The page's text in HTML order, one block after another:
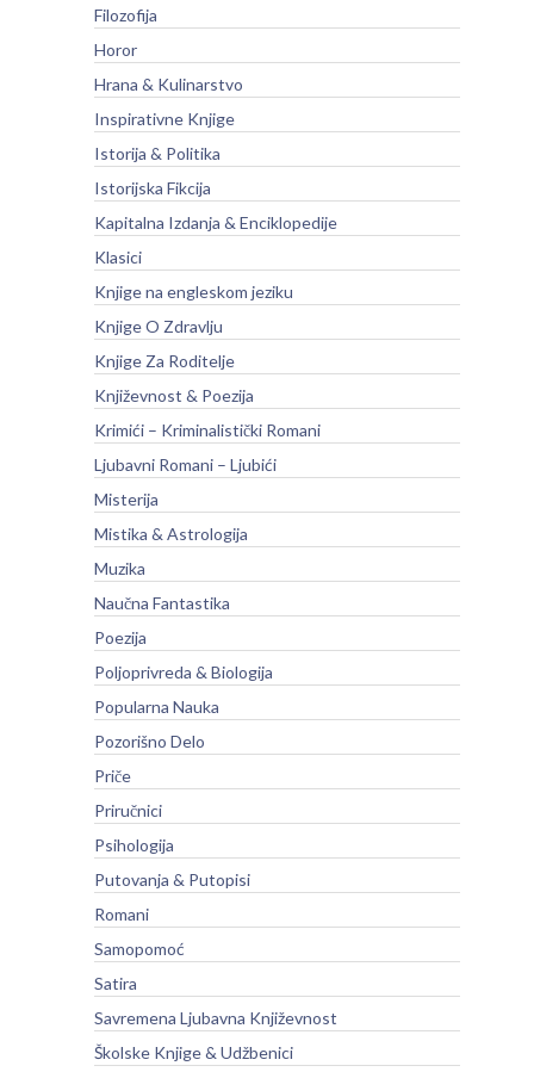
Filozofija
Horor
Hrana & Kulinarstvo
Inspirativne Knjige
Istorija & Politika
Istorijska Fikcija
Kapitalna Izdanja & Enciklopedije
Klasici
Knjige na engleskom jeziku
Knjige O Zdravlju
Knjige Za Roditelje
Književnost & Poezija
Krimići – Kriminalistički Romani
Ljubavni Romani – Ljubići
Misterija
Mistika & Astrologija
Muzika
Naučna Fantastika
Poezija
Poljoprivreda & Biologija
Popularna Nauka
Pozorišno Delo
Priče
Priručnici
Psihologija
Putovanja & Putopisi
Romani
Samopomoć
Satira
Savremena Ljubavna Književnost
Školske Knjige & Udžbenici